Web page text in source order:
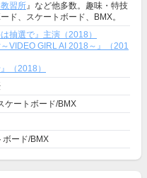
習所』など他多数。趣味・特技
ド、スケートボード、BMX。
抽選で』主演（2018）
VIDEO GIRL AI 2018～』（201
（2018）
ケートボード/BMX
ボード/BMX